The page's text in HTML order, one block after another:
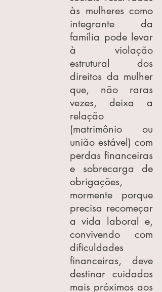
às mulheres como
integrante da
família pode levar
à violação
estrutural dos
direitos da mulher
que, não raras
vezes, deixa a
relação
(matrimônio ou
união estável) com
perdas financeiras
e sobrecarga de
obrigações,
mormente porque
precisa recomeçar
a vida laboral e,
convivendo com
dificuldades
financeiras, deve
destinar cuidados
mais próximos aos